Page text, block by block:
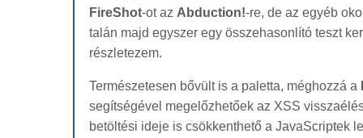
FireShot-ot az Abduction!-re, de az egyéb
talán majd egyszer egy összehasonlító teszt
részletezem.
Természetesen bővült is a paletta, méghozzá a
segítségével megelőzhetőek az XSS
betöltési ideje is csökkenthető a JavaScriptek